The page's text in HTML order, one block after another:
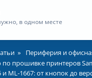
в одном месте
Периферия и
по прошивке принтеров
и ML-1667: от кнопок до